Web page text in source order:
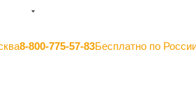
8-800-775-57-83Бесплатно по